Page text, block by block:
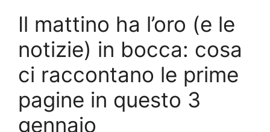
Il mattino ha l’oro (e le
notizie) in bocca: cosa
ci raccontano le prime
pagine in questo 3
gennaio